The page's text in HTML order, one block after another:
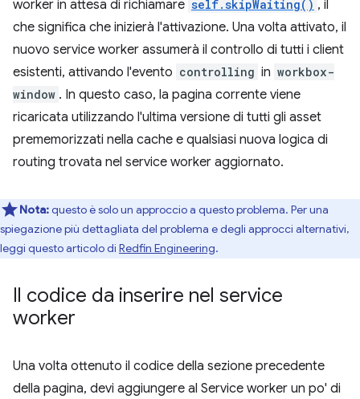
worker in attesa di richiamare self.skipWaiting() , il
che significa che inizierà l'attivazione. Una volta attivato, il
nuovo service worker assumerà il controllo di tutti i client
esistenti, attivando l'evento controlling in workbox-
window . In questo caso, la pagina corrente viene
ricaricata utilizzando l'ultima versione di tutti gli asset
prememorizzati nella cache e qualsiasi nuova logica di
routing trovata nel service worker aggiornato.
Nota:questo è solo un approccio a questo problema. Per una
spiegazione più dettagliata del problema e degli approcci alternativi,
leggi questo articolo di Redfin Engineering.
Il codice da inserire nel service
worker
Una volta ottenuto il codice della sezione precedente
della pagina, devi aggiungere al Service worker un po' di